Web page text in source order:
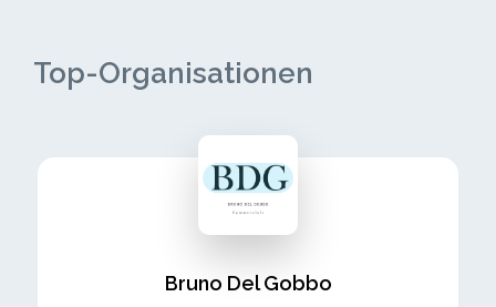
Top-Organisationen
Bruno Del Gobbo